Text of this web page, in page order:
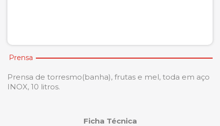
Prensa
Prensa de torresmo(banha), frutas e mel, toda em aço
INOX, 10 litros.
Ficha Técnica